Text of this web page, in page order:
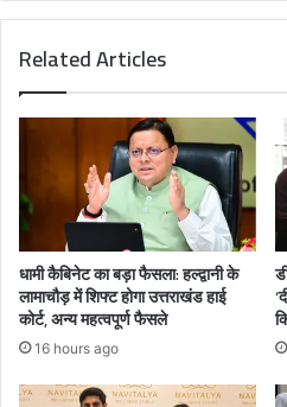
Related Articles
धामी कैबिनेट का बड़ा फैसला: हल्द्वानी के
लामाचौड़ में शिफ्ट होगा उत्तराखंड हाई
कोर्ट, अन्य महत्वपूर्ण फैसले
16 hours ago